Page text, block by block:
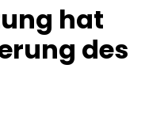
hat
des